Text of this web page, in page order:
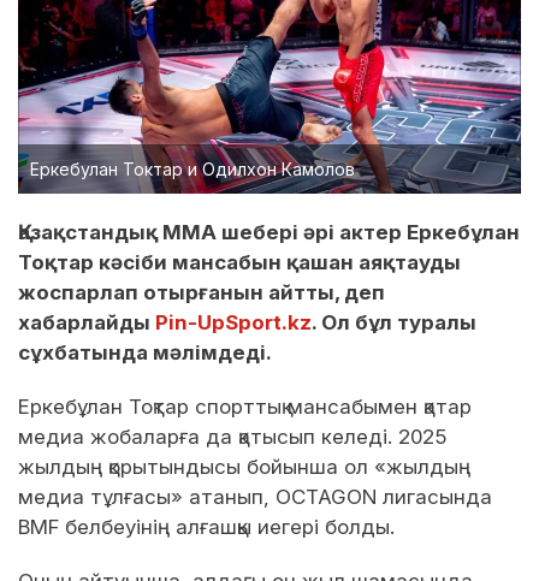
Еркебулан Токтар и Одилхон Камолов
Қазақстандық ММА шебері әрі актер Еркебұлан
Тоқтар кәсіби мансабын қашан аяқтауды
жоспарлап отырғанын айтты, деп
хабарлайды Pin-UpSport.kz. Ол бұл туралы
сұхбатында мәлімдеді.
Еркебұлан Тоқтар спорттық мансабымен қатар
медиа жобаларға да қатысып келеді. 2025
жылдың қорытындысы бойынша ол «жылдың
медиа тұлғасы» атанып, OCTAGON лигасында
BMF белбеуінің алғашқы иегері болды.